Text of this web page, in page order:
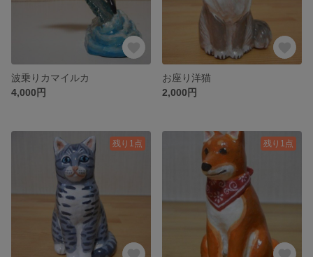
波乗りカマイルカ
4,000円
お座り洋猫
2,000円
残り1点 残り1点